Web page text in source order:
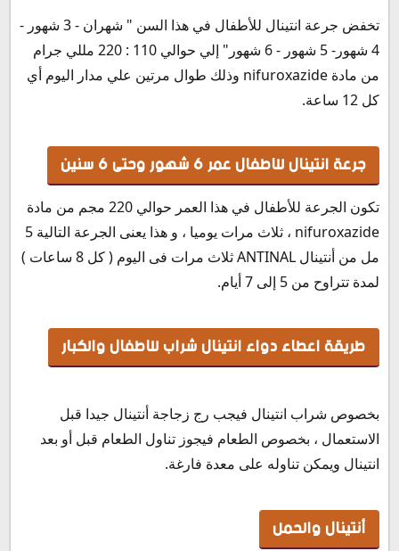
تخفض جرعة انتينال للأطفال في هذا السن " شهران - 3 شهور -
4 شهور- 5 شهور - 6 شهور" إلي حوالي 110 : 220 مللي جرام
من مادة nifuroxazide وذلك طوال مرتين علي مدار اليوم أي
كل 12 ساعة.
جرعة انتينال للاطفال عمر 6 شهور وحتى 6 سنين
تكون الجرعة للأطفال في هذا العمر حوالي 220 مجم من مادة
nifuroxazide ، ثلاث مرات يوميا ، و هذا يعنى الجرعة التالية 5
مل من أنتينال ANTINAL ثلاث مرات فى اليوم ( كل 8 ساعات )
لمدة تتراوح من 5 إلى 7 أيام.
طريقة اعطاء دواء انتينال شراب للاطفال والكبار
بخصوص شراب انتينال فيجب رج زجاجة أنتينال جيدا قبل
الاستعمال ، بخصوص الطعام فيجوز تناول الطعام قبل أو بعد
انتينال ويمكن تناوله على معدة فارغة.
أنتينال والحمل